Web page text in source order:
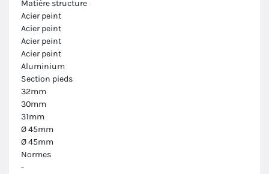
Matière structure
Acier peint
Acier peint
Acier peint
Acier peint
Aluminium
Section pieds
32mm
30mm
31mm
Ø 45mm
Ø 45mm
Normes
-